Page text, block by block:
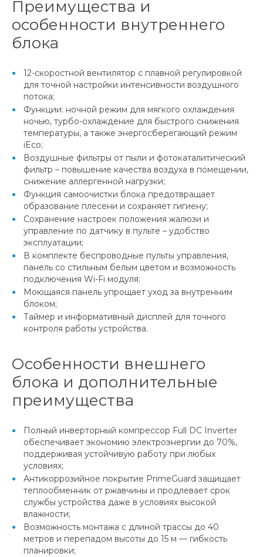
Преимущества и
особенности внутреннего
блока
12-скоростной вентилятор с плавной регулировкой
для точной настройки интенсивности воздушного
потока;
Функции: ночной режим для мягкого охлаждения
ночью, турбо-охлаждение для быстрого снижения
температуры, а также энергосберегающий режим
iEco;
Воздушные фильтры от пыли и фотокаталитический
фильтр – повышение качества воздуха в помещении,
снижение аллергенной нагрузки;
Функция самоочистки блока предотвращает
образование плесени и сохраняет гигиену;
Сохранение настроек положения жалюзи и
управление по датчику в пульте – удобство
эксплуатации;
В комплекте беспроводные пульты управления,
панель со стильным белым цветом и возможность
подключения Wi-Fi модуля;
Моющаяся панель упрощает уход за внутренним
блоком;
Таймер и информативный дисплей для точного
контроля работы устройства.
Особенности внешнего
блока и дополнительные
преимущества
Полный инверторный компрессор Full DC Inverter
обеспечивает экономию электроэнергии до 70%,
поддерживая устойчивую работу при любых
условиях;
Антикоррозийное покрытие PrimeGuard защищает
теплообменник от ржавчины и продлевает срок
службы устройства даже в условиях высокой
влажности;
Возможность монтажа с длиной трассы до 40
метров и перепадом высоты до 15 м — гибкость
планировки;